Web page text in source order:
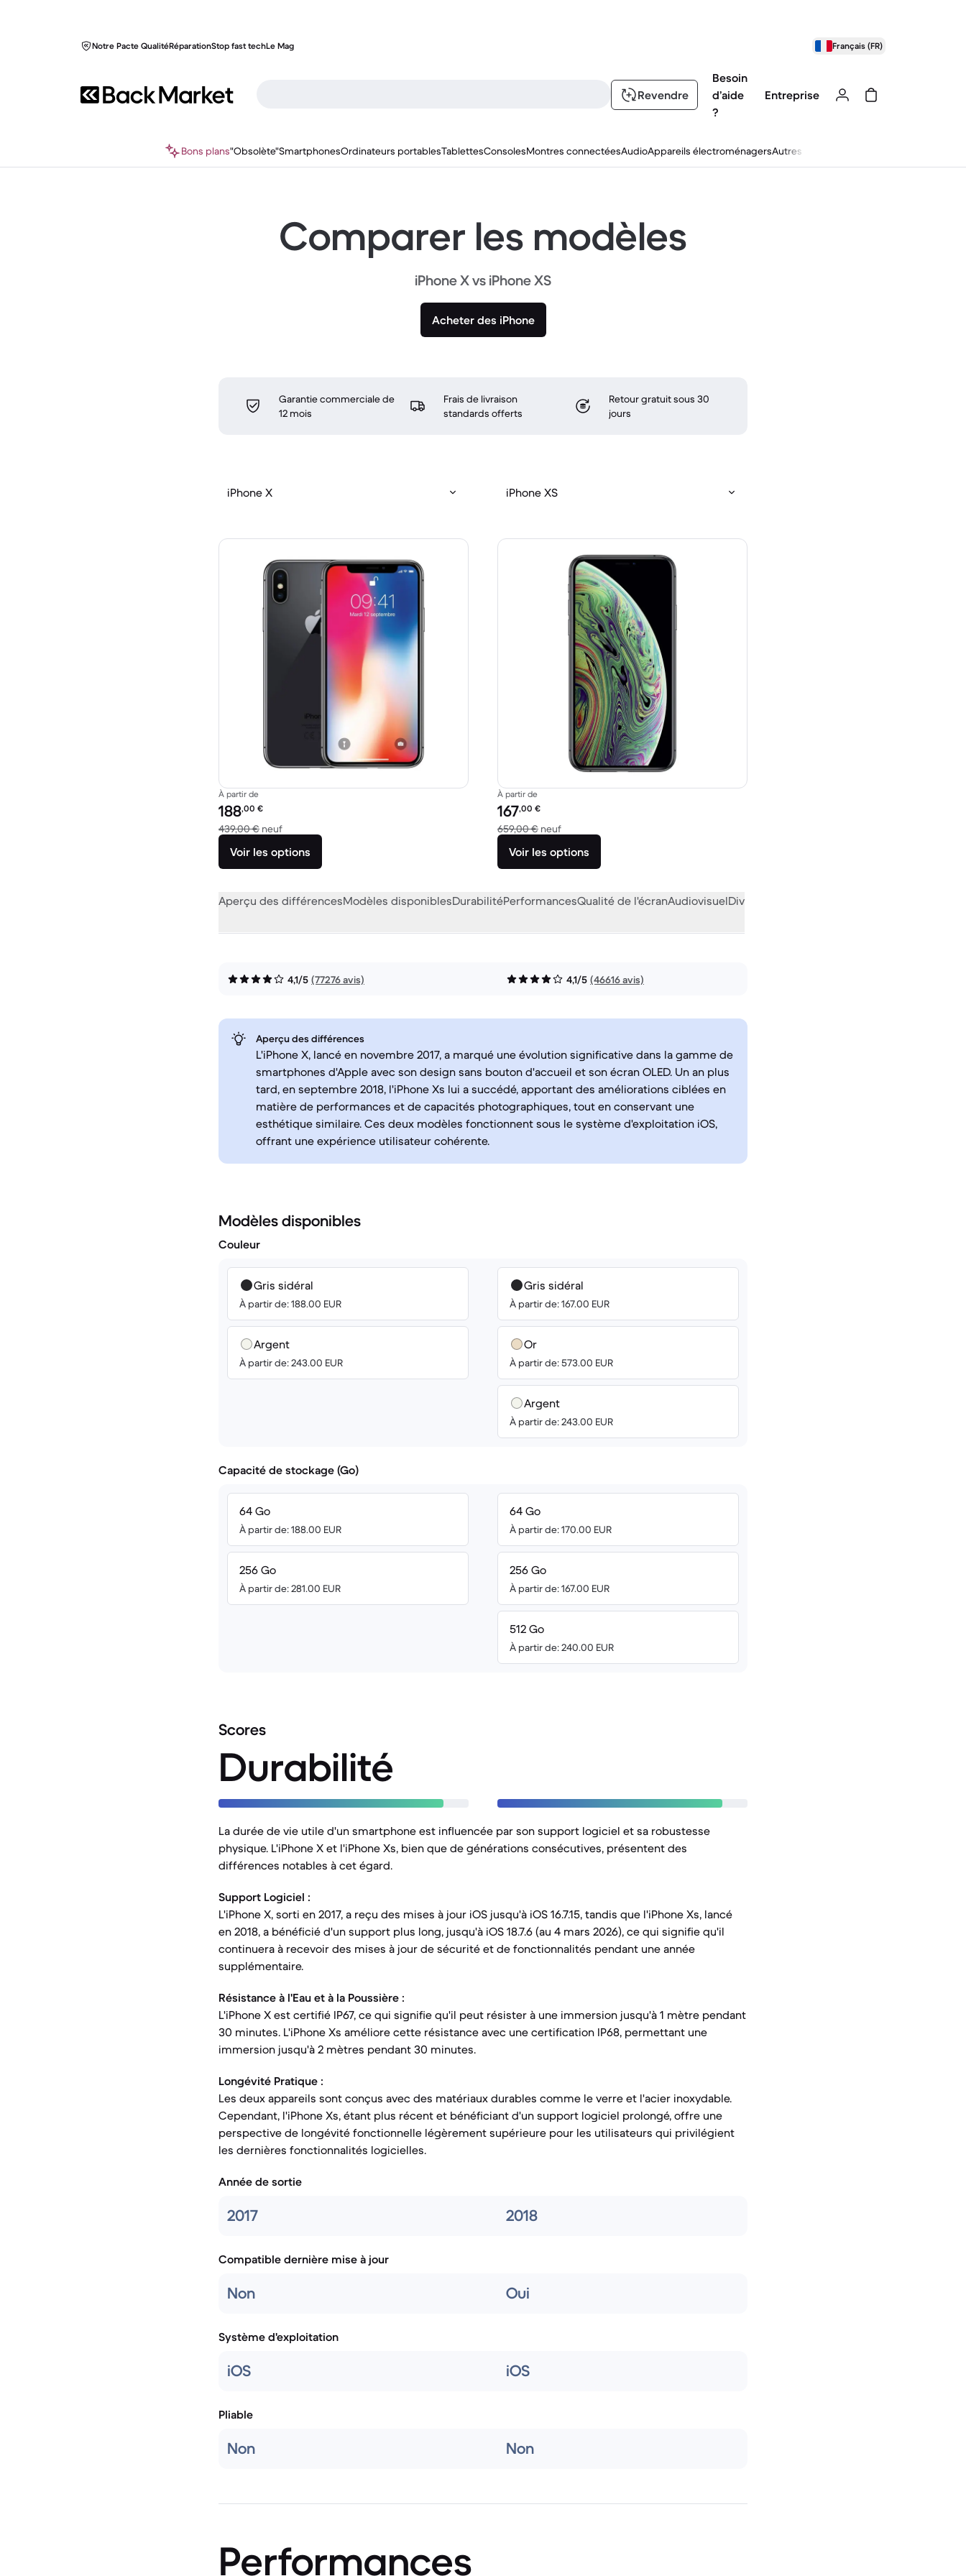
Notre Pacte QualitéRéparationStop fast techLe Mag Français (FR)
Revendre
Besoin
d’aide
?
Entreprise
Bons plans"Obsolète"SmartphonesOrdinateurs portablesTablettesConsolesMontres connectéesAudioAppareils électroménagersAutres
Comparer les modèles
iPhone X vs iPhone XS
Acheter des iPhone
Garantie commerciale de
12 mois
Frais de livraison
standards offerts
Retour gratuit sous 30
jours
iPhone X iPhone XS
À partir de
Prix reconditionné :
188,00 €
439,00 € neufcontre 439,00 € neuf
Voir les options
À partir de
Prix reconditionné :
167,00 €
659,00 € neufcontre 659,00 € neuf
Voir les options
Aperçu des différencesModèles disponiblesDurabilitéPerformancesQualité de l'écranAudiovisuelDivers
4,1/5 (77276 avis) 4,1/5 (46616 avis)
Aperçu des différences
L'iPhone X, lancé en novembre 2017, a marqué une évolution significative dans la gamme de
smartphones d'Apple avec son design sans bouton d'accueil et son écran OLED. Un an plus
tard, en septembre 2018, l'iPhone Xs lui a succédé, apportant des améliorations ciblées en
matière de performances et de capacités photographiques, tout en conservant une
esthétique similaire. Ces deux modèles fonctionnent sous le système d'exploitation iOS,
offrant une expérience utilisateur cohérente.
Modèles disponibles
Couleur
Gris sidéral
À partir de: 188.00 EUR
Argent
À partir de: 243.00 EUR
Gris sidéral
À partir de: 167.00 EUR
Or
À partir de: 573.00 EUR
Argent
À partir de: 243.00 EUR
Capacité de stockage (Go)
64 Go
À partir de: 188.00 EUR
256 Go
À partir de: 281.00 EUR
64 Go
À partir de: 170.00 EUR
256 Go
À partir de: 167.00 EUR
512 Go
À partir de: 240.00 EUR
Scores
Durabilité
La durée de vie utile d'un smartphone est influencée par son support logiciel et sa robustesse
physique. L'iPhone X et l'iPhone Xs, bien que de générations consécutives, présentent des
différences notables à cet égard.
Support Logiciel :
L'iPhone X, sorti en 2017, a reçu des mises à jour iOS jusqu'à iOS 16.7.15, tandis que l'iPhone Xs, lancé
en 2018, a bénéficié d'un support plus long, jusqu'à iOS 18.7.6 (au 4 mars 2026), ce qui signifie qu'il
continuera à recevoir des mises à jour de sécurité et de fonctionnalités pendant une année
supplémentaire.
Résistance à l'Eau et à la Poussière :
L'iPhone X est certifié IP67, ce qui signifie qu'il peut résister à une immersion jusqu'à 1 mètre pendant
30 minutes. L'iPhone Xs améliore cette résistance avec une certification IP68, permettant une
immersion jusqu'à 2 mètres pendant 30 minutes.
Longévité Pratique :
Les deux appareils sont conçus avec des matériaux durables comme le verre et l'acier inoxydable.
Cependant, l'iPhone Xs, étant plus récent et bénéficiant d'un support logiciel prolongé, offre une
perspective de longévité fonctionnelle légèrement supérieure pour les utilisateurs qui privilégient
les dernières fonctionnalités logicielles.
Année de sortie
2017 2018
Compatible dernière mise à jour
Non Oui
Système d'exploitation
iOS iOS
Pliable
Non Non
Performances